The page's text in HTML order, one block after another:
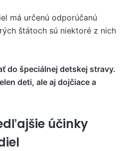
má určenú odporúčanú
štátoch sú niektoré z nich
do špeciálnej detskej stravy.
deti, ale aj dojčiace a
účinky